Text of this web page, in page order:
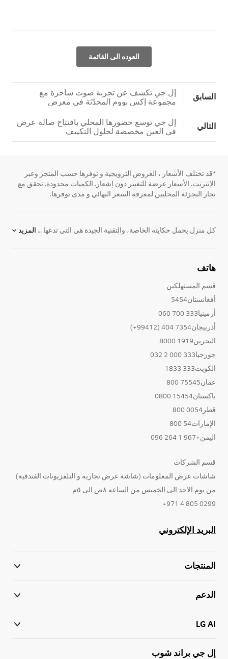
العوده الى القائمة
السابق
إل جي تكشف عن تجربة صوت ساحرة مع
مجموعة إكس بووم المحدّثة في معرض
التالي
إل جي توسع حضورها المحلي بافتتاح صالة عرض
في العين مخصصة لحلول التكييف
*قد تختلف الأسعار ، العروض الترويجية و توفرها حسب المتجر وعبر
الإنترنت. الأسعار عرضة للتغيير دون إشعار. الكميات محدودة. تحقق مع
تجار التجزئة المحليين لمعرفة السعر النهائي و مدى توفرها.
كل منزل يحمل حكايته الخاصة، والتقنية الجيدة هي التي تدعها تتشكل بشكل طبيعي دون أن تفرض نفسها. تُحيي المزيد
هاتف
قسم المستهلكين
أفغانستان5454
أرمينيا333 700 060
أذربيجان7354 404 (99412+)
البحرين1919 8000
جورجيا333 000 2 032
الكويت333 1833
عمان75545 800
باكستان15454 0800
قطر0054 800
الإمارات54 800
اليمن+967 1 264 096
قسم الشركات
شاشات عرض المعلومات (شاشة عرض تجاريه و التلفزيونات الفندقية)
من يوم الاحد الى الخميس من الساعه ٨ص الى ٥م
0299 805 4 971+
البريد الإلكتروني
المنتجات
الدعم
LG AI
إل جي براند شوب